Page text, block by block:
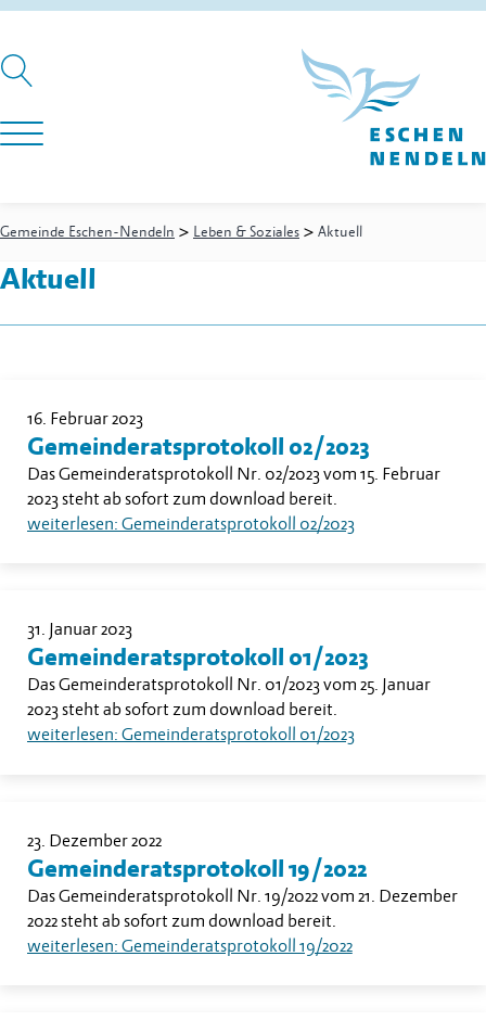
Gemeinde Eschen-Nendeln > Leben & Soziales > Aktuell
Aktuell
16. Februar 2023
Gemeinderatsprotokoll 02/2023
Das Gemeinderatsprotokoll Nr. 02/2023 vom 15. Februar
2023 steht ab sofort zum download bereit.
weiterlesen: Gemeinderatsprotokoll 02/2023
31. Januar 2023
Gemeinderatsprotokoll 01/2023
Das Gemeinderatsprotokoll Nr. 01/2023 vom 25. Januar
2023 steht ab sofort zum download bereit.
weiterlesen: Gemeinderatsprotokoll 01/2023
23. Dezember 2022
Gemeinderatsprotokoll 19/2022
Das Gemeinderatsprotokoll Nr. 19/2022 vom 21. Dezember
2022 steht ab sofort zum download bereit.
weiterlesen: Gemeinderatsprotokoll 19/2022